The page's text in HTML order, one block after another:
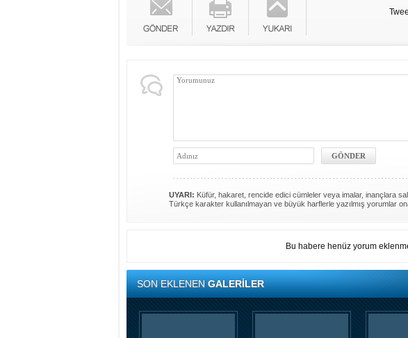
UYARI: Küfür, hakaret, rencide edici cümleler veya imalar, inançlara
Türkçe karakter kullanılmayan ve büyük harflerle yazılmış yorumlar
Bu habere henüz yorum
SON EKLENENGALERİLER